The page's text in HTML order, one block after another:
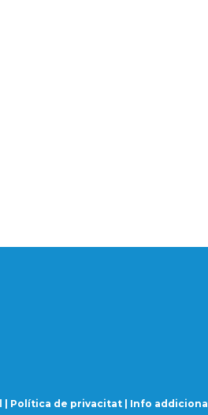
Política de privacitat Info addicional